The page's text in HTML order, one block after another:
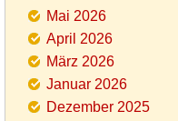
Mai 2026
April 2026
März 2026
Januar 2026
Dezember 2025